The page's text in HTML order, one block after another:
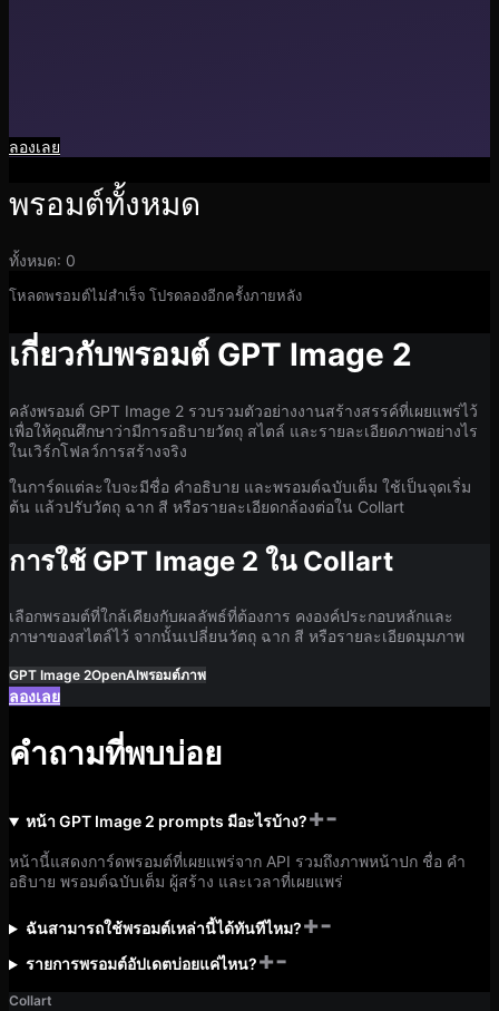
ลองเลย
พรอมต์ทั้งหมด
ทั้งหมด: 0
โหลดพรอมต์ไม่สำเร็จ โปรดลองอีกครั้งภายหลัง
เกี่ยวกับพรอมต์ GPT Image 2
คลังพรอมต์ GPT Image 2 รวบรวมตัวอย่างงานสร้างสรรค์ที่เผยแพร่ไว้
เพื่อให้คุณศึกษาว่ามีการอธิบายวัตถุ สไตล์ และรายละเอียดภาพอย่างไร
ในเวิร์กโฟลว์การสร้างจริง
ในการ์ดแต่ละใบจะมีชื่อ คำอธิบาย และพรอมต์ฉบับเต็ม ใช้เป็นจุดเริ่ม
ต้น แล้วปรับวัตถุ ฉาก สี หรือรายละเอียดกล้องต่อใน Collart
การใช้ GPT Image 2 ใน Collart
เลือกพรอมต์ที่ใกล้เคียงกับผลลัพธ์ที่ต้องการ คงองค์ประกอบหลักและ
ภาษาของสไตล์ไว้ จากนั้นเปลี่ยนวัตถุ ฉาก สี หรือรายละเอียดมุมภาพ
GPT Image 2OpenAIพรอมต์ภาพ
ลองเลย
คำถามที่พบบ่อย
หน้า GPT Image 2 prompts มีอะไรบ้าง?+-
หน้านี้แสดงการ์ดพรอมต์ที่เผยแพร่จาก API รวมถึงภาพหน้าปก ชื่อ คำ
อธิบาย พรอมต์ฉบับเต็ม ผู้สร้าง และเวลาที่เผยแพร่
ฉันสามารถใช้พรอมต์เหล่านี้ได้ทันทีไหม?+-
รายการพรอมต์อัปเดตบ่อยแค่ไหน?+-
Collart